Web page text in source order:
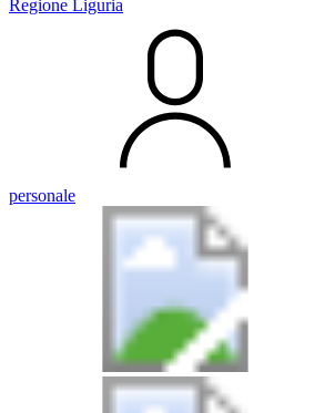
Regione Liguria
personale